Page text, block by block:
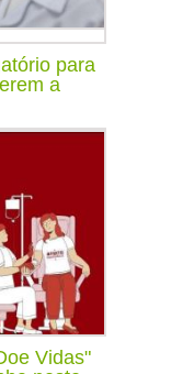
para
a
Vidas"